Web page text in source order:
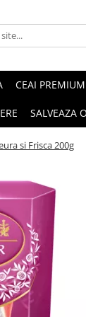
CEAI PREMIUM
SALVEAZA
si Frisca 200g